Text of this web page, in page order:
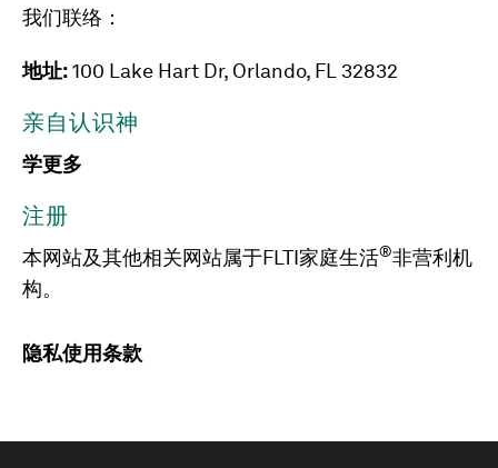
我们联络：
地址:100 Lake Hart Dr, Orlando, FL 32832
亲自认识神
学更多
注册
本网站及其他相关网站属于FLTI家庭生活®非营利机
构。
隐私使用条款